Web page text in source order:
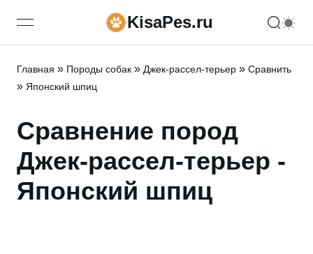
open navigation menuKisaPes.ru
Главная » Породы собак » Джек-рассел-терьер » Сравнить
» Японский шпиц
Сравнение пород
Джек-рассел-терьер -
Японский шпиц